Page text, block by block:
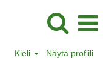
Kieli Näytä profiili